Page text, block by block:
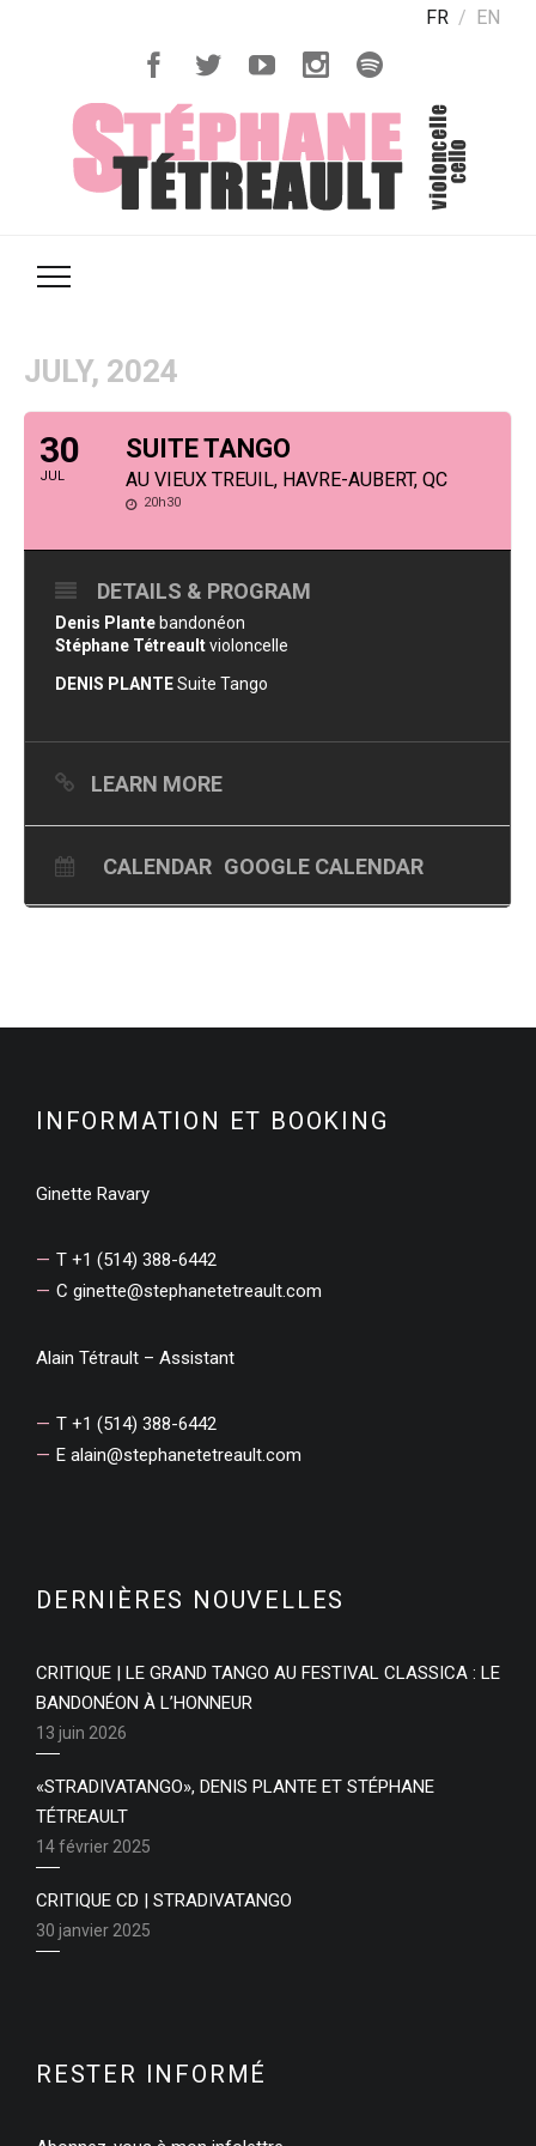
FR EN
JULY, 2024
30
JUL
SUITE TANGO
AU VIEUX TREUIL, HAVRE-AUBERT, QC
20h30
DETAILS & PROGRAM
Denis Plante bandonéon
Stéphane Tétreaultvioloncelle
DENIS PLANTESuite Tango
LEARN MORE
CALENDAR GOOGLE CALENDAR
INFORMATION ET BOOKING
Ginette Ravary
T +1 (514) 388-6442
C ginette@stephanetetreault.com
Alain Tétrault – Assistant
T +1 (514) 388-6442
E alain@stephanetetreault.com
DERNIÈRES NOUVELLES
CRITIQUE | LE GRAND TANGO AU FESTIVAL CLASSICA : LE
BANDONÉON À L’HONNEUR
13 juin 2026
«STRADIVATANGO», DENIS PLANTE ET STÉPHANE
TÉTREAULT
14 février 2025
CRITIQUE CD | STRADIVATANGO
30 janvier 2025
RESTER INFORMÉ